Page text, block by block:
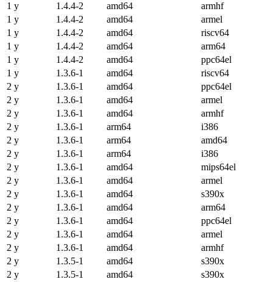
1 y
1.4.4-2 amd64
armhf
1 y
1.4.4-2 amd64
armel
1 y
1.4.4-2 amd64
riscv64
1 y
1.4.4-2 amd64
arm64
1 y
1.4.4-2 amd64
ppc64el
1 y
1.3.6-1 amd64
riscv64
2 y
1.3.6-1 amd64
ppc64el
2 y
1.3.6-1 amd64
armel
2 y
1.3.6-1 amd64
armhf
2 y
1.3.6-1 arm64
i386
2 y
1.3.6-1 arm64
amd64
2 y
1.3.6-1 arm64
i386
2 y
1.3.6-1 amd64
mips64el
2 y
1.3.6-1 amd64
armel
2 y
1.3.6-1 amd64
s390x
2 y
1.3.6-1 amd64
arm64
2 y
1.3.6-1 amd64
ppc64el
2 y
1.3.6-1 amd64
armel
2 y
1.3.6-1 amd64
armhf
2 y
1.3.5-1 amd64
s390x
2 y
1.3.5-1 amd64
s390x